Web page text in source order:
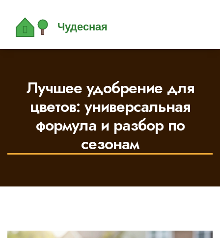
Лучшее удобрение для
цветов: универсальная
формула и разбор по
сезонам